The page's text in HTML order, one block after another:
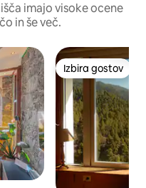
imajo visoke ocene
in še več.
Izbira gostov
Izbira gostov